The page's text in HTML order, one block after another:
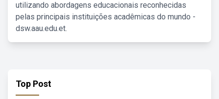
utilizando abordagens educacionais reconhecidas
pelas principais instituições acadêmicas do mundo -
dsw.aau.edu.et.
Top Post